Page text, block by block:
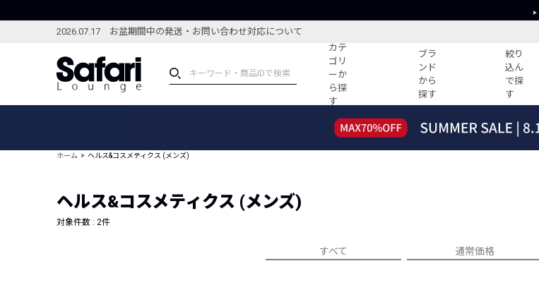
2026.07.17 お盆期間中の発送・お問い合わせ対応について
カテ
ゴリ
ーか
ら探
す
ブラ
ンド
から
探す
絞り
込ん
で探
す
ブランドから探す
新着アイテム
編集部のおすすめアイテム
コーディネート
すべての記事
人気記事ランキング
ホーム ヘルス&コスメティクス (メンズ)
ヘルス&コスメティクス (メンズ)
対象件数 : 2件
すべて 通常価格